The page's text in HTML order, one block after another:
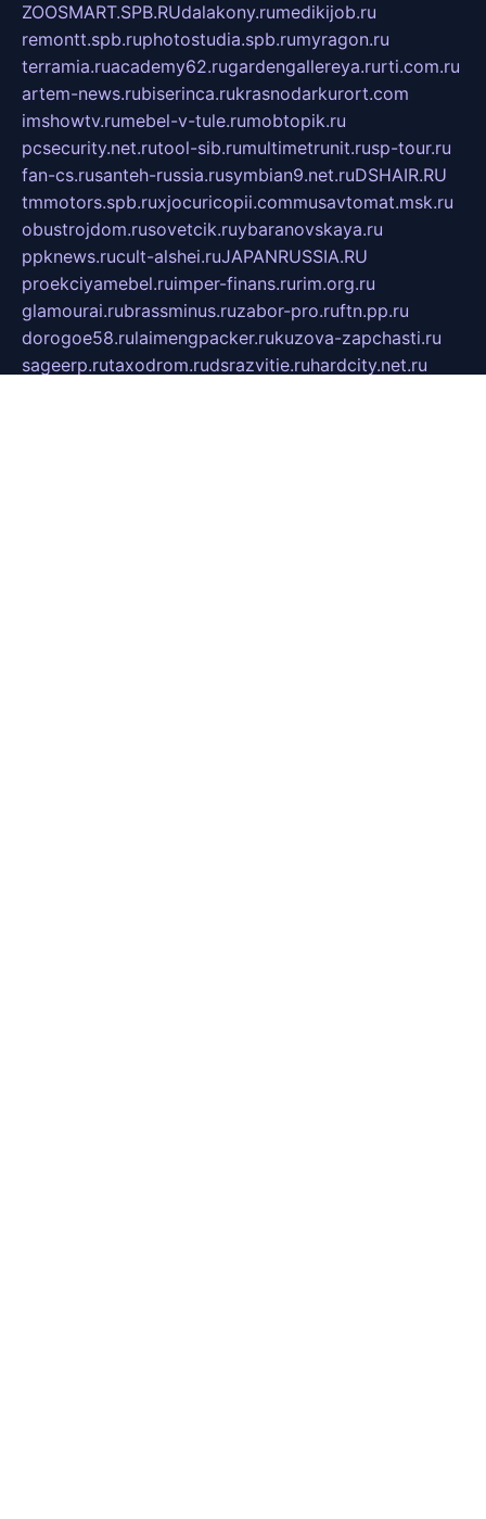
ZOOSMART.SPB.RUdalakony.rumedikijob.ru
remontt.spb.ruphotostudia.spb.rumyragon.ru
terramia.ruacademy62.rugardengallereya.rurti.com.ru
artem-news.rubiserinca.rukrasnodarkurort.com
imshowtv.rumebel-v-tule.rumobtopik.ru
pcsecurity.net.rutool-sib.rumultimetrunit.rusp-tour.ru
fan-cs.rusanteh-russia.rusymbian9.net.ruDSHAIR.RU
tmmotors.spb.ruxjocuricopii.commusavtomat.msk.ru
obustrojdom.rusovetcik.ruybaranovskaya.ru
ppknews.rucult-alshei.ruJAPANRUSSIA.RU
proekciyamebel.ruimper-finans.rurim.org.ru
glamourai.rubrassminus.ruzabor-pro.ruftn.pp.ru
dorogoe58.rulaimengpacker.rukuzova-zapchasti.ru
sageerp.rutaxodrom.rudsrazvitie.ruhardcity.net.ru